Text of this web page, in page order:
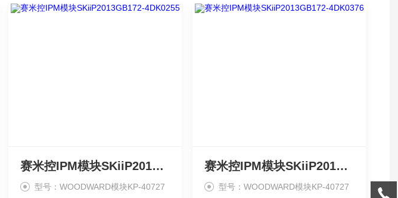
赛米控IPM模块SKiiP2013GB172-4DK0255
型号：WOODWARD模块KP-40727
赛米控IPM模块SKiiP2013GB172-4DK0376
型号：WOODWARD模块KP-40727